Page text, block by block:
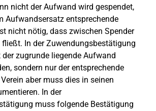
nicht der Aufwand wird gespendet,
Aufwandsersatz entsprechende
nicht nötig, dass zwischen Spender
fließt. In der Zuwendungsbestätigung
zugrunde liegende Aufwand
sondern nur der entsprechende
aber muss dies in seinen
In der
muss folgende Bestätigung